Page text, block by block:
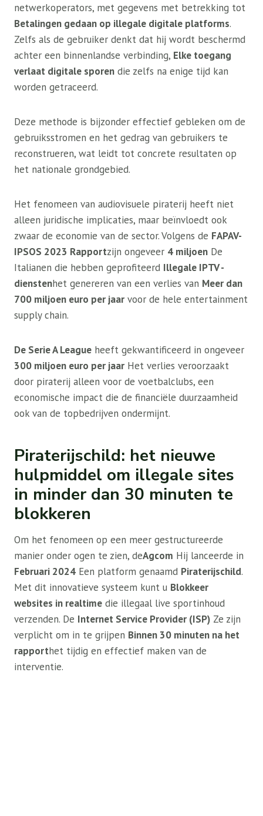
netwerkoperators, met gegevens met betrekking tot
Betalingen gedaan op illegale digitale platforms.
Zelfs als de gebruiker denkt dat hij wordt beschermd
achter een binnenlandse verbinding, Elke toegang
verlaat digitale sporen die zelfs na enige tijd kan
worden getraceerd.
Deze methode is bijzonder effectief gebleken om de
gebruiksstromen en het gedrag van gebruikers te
reconstrueren, wat leidt tot concrete resultaten op
het nationale grondgebied.
Het fenomeen van audiovisuele piraterij heeft niet
alleen juridische implicaties, maar beïnvloedt ook
zwaar de economie van de sector. Volgens de FAPAV-
IPSOS 2023 Rapportzijn ongeveer 4 miljoen De
Italianen die hebben geprofiteerd Illegale IPTV -
dienstenhet genereren van een verlies van Meer dan
700 miljoen euro per jaar voor de hele entertainment
supply chain.
De Serie A League heeft gekwantificeerd in ongeveer
300 miljoen euro per jaar Het verlies veroorzaakt
door piraterij alleen voor de voetbalclubs, een
economische impact die de financiële duurzaamheid
ook van de topbedrijven ondermijnt.
Piraterijschild: het nieuwe
hulpmiddel om illegale sites
in minder dan 30 minuten te
blokkeren
Om het fenomeen op een meer gestructureerde
manier onder ogen te zien, deAgcom Hij lanceerde in
Februari 2024 Een platform genaamd Piraterijschild.
Met dit innovatieve systeem kunt u Blokkeer
websites in realtime die illegaal live sportinhoud
verzenden. De Internet Service Provider (ISP) Ze zijn
verplicht om in te grijpen Binnen 30 minuten na het
rapporthet tijdig en effectief maken van de
interventie.